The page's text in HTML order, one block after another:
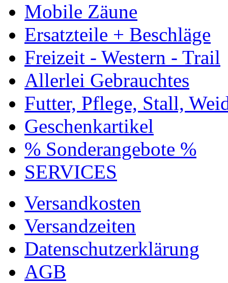
Mobile Zäune
Ersatzteile + Beschläge
Freizeit - Western - Trail
Allerlei Gebrauchtes
Futter, Pflege, Stall,
Geschenkartikel
% Sonderangebote %
SERVICES
Versandkosten
Versandzeiten
Datenschutzerklärung
AGB